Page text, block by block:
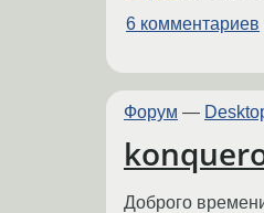
6 комментариев
Форум —
Доброго